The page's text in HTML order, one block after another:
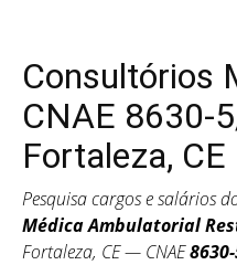
Consultórios
CNAE 8630-
Fortaleza, CE
Pesquisa cargos e salários
Médica Ambulatorial
Fortaleza, CE — CNAE